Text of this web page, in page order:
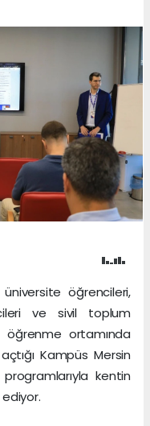
üniversite öğrencileri,
ve sivil toplum
öğrenme ortamında
Kampüs Mersin
kentin